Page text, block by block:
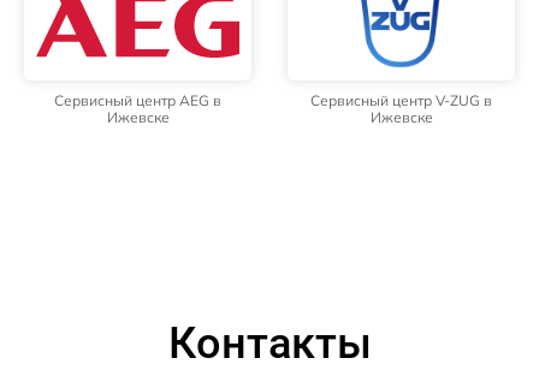
Сервисный центр AEG в
Ижевске
Сервисный центр V-ZUG в
Ижевске
Контакты